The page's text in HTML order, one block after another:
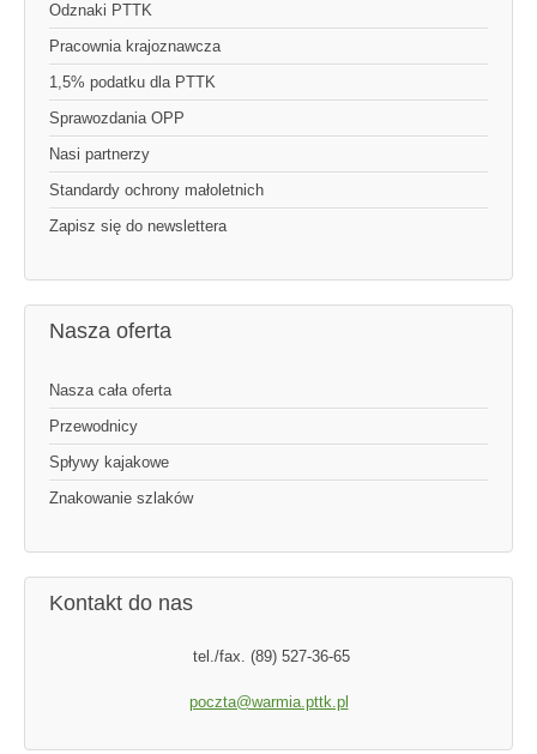
Odznaki PTTK
Pracownia krajoznawcza
1,5% podatku dla PTTK
Sprawozdania OPP
Nasi partnerzy
Standardy ochrony małoletnich
Zapisz się do newslettera
Nasza oferta
Nasza cała oferta
Przewodnicy
Spływy kajakowe
Znakowanie szlaków
Kontakt do nas
tel./fax. (89) 527-36-65
poczta@warmia.pttk.pl